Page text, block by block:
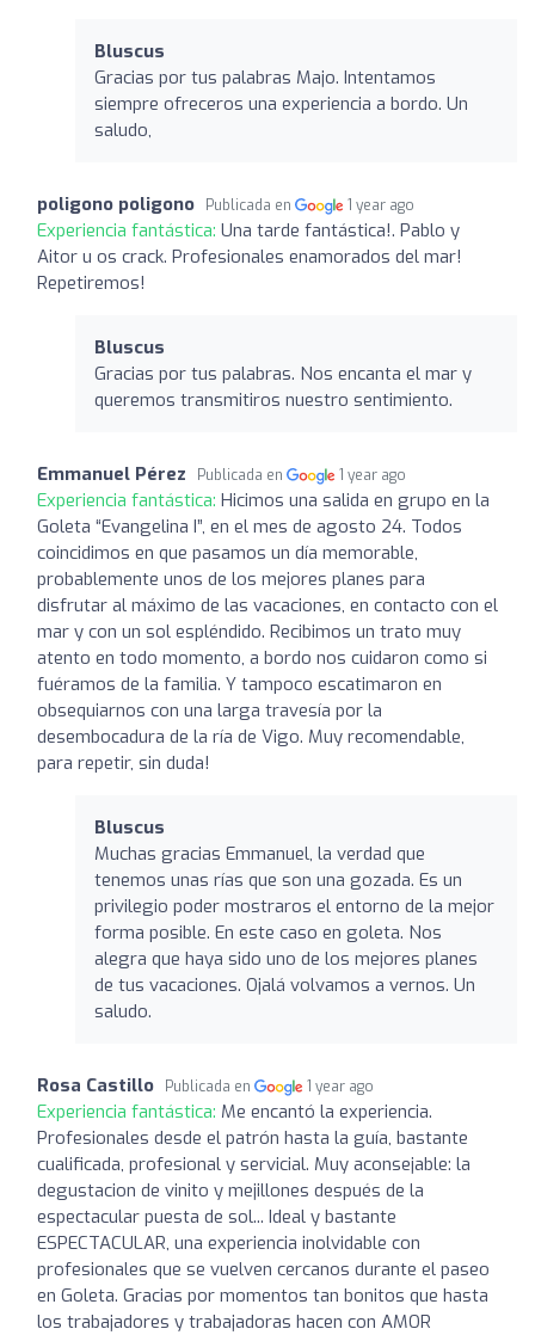
Bluscus
Gracias por tus palabras Majo. Intentamos
siempre ofreceros una experiencia a bordo. Un
saludo,
poligono poligono Publicada en 1 year ago
Experiencia fantástica: Una tarde fantástica!. Pablo y
Aitor u os crack. Profesionales enamorados del mar!
Repetiremos!
Bluscus
Gracias por tus palabras. Nos encanta el mar y
queremos transmitiros nuestro sentimiento.
Emmanuel Pérez Publicada en 1 year ago
Experiencia fantástica: Hicimos una salida en grupo en la
Goleta “Evangelina I”, en el mes de agosto 24. Todos
coincidimos en que pasamos un día memorable,
probablemente unos de los mejores planes para
disfrutar al máximo de las vacaciones, en contacto con el
mar y con un sol espléndido. Recibimos un trato muy
atento en todo momento, a bordo nos cuidaron como si
fuéramos de la familia. Y tampoco escatimaron en
obsequiarnos con una larga travesía por la
desembocadura de la ría de Vigo. Muy recomendable,
para repetir, sin duda!
Bluscus
Muchas gracias Emmanuel, la verdad que
tenemos unas rías que son una gozada. Es un
privilegio poder mostraros el entorno de la mejor
forma posible. En este caso en goleta. Nos
alegra que haya sido uno de los mejores planes
de tus vacaciones. Ojalá volvamos a vernos. Un
saludo.
Rosa Castillo Publicada en 1 year ago
Experiencia fantástica: Me encantó la experiencia.
Profesionales desde el patrón hasta la guía, bastante
cualificada, profesional y servicial. Muy aconsejable: la
degustacion de vinito y mejillones después de la
espectacular puesta de sol... Ideal y bastante
ESPECTACULAR, una experiencia inolvidable con
profesionales que se vuelven cercanos durante el paseo
en Goleta. Gracias por momentos tan bonitos que hasta
los trabajadores y trabajadoras hacen con AMOR